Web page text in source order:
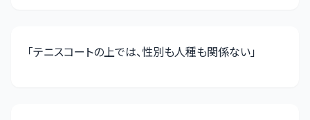
「テニスコートの上では、性別も人種も関係ない」